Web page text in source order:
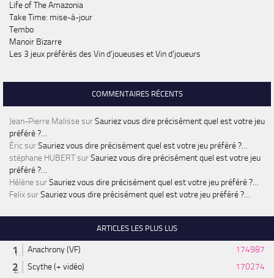
Life of The Amazonia
Take Time: mise-à-jour
Tembo
Manoir Bizarre
Les 3 jeux préférés des Vin d’joueuses et Vin d’joueurs
COMMENTAIRES RÉCENTS
Jean-Pierre MalissesurSauriez vous dire précisément quel est votre jeu
préféré ?…
ÉricsurSauriez vous dire précisément quel est votre jeu préféré ?…
stéphane HUBERTsurSauriez vous dire précisément quel est votre jeu
préféré ?…
HélènesurSauriez vous dire précisément quel est votre jeu préféré ?…
FelixsurSauriez vous dire précisément quel est votre jeu préféré ?…
ARTICLES LES PLUS LUS
Anachrony (VF)
174987
Scythe (+ vidéo)
170274